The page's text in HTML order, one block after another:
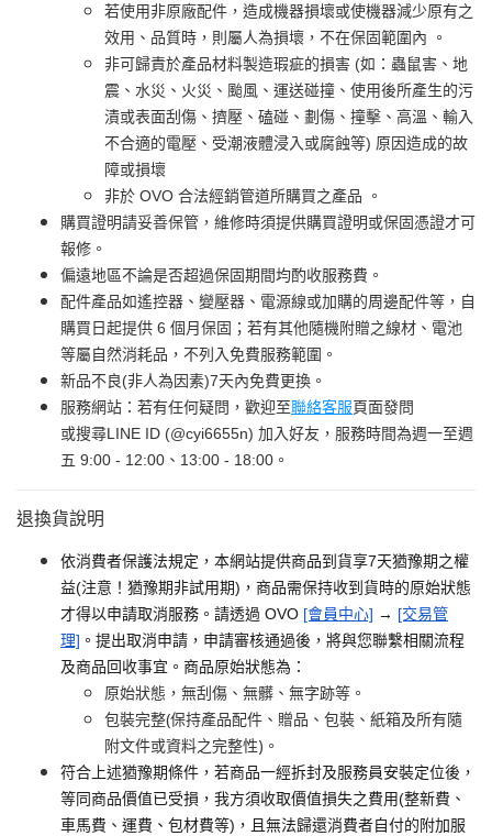
若使用非原廠配件，造成機器損壞或使機器減少原有之
效用、品質時，則屬人為損壞，不在保固範圍內 。
非可歸責於產品材料製造瑕疵的損害 (如：蟲鼠害、地
震、水災、火災、颱風、運送碰撞、使用後所產生的污
漬或表面刮傷、擠壓、磕碰、劃傷、撞擊、高溫、輸入
不合適的電壓、受潮液體浸入或腐蝕等) 原因造成的故
障或損壞
非於 OVO 合法經銷管道所購買之產品 。
購買證明請妥善保管，維修時須提供購買證明或保固憑證才可
報修。
偏遠地區不論是否超過保固期間均酌收服務費。
配件產品如遙控器、變壓器、電源線或加購的周邊配件等，自
購買日起提供 6 個月保固；若有其他隨機附贈之線材、電池
等屬自然消耗品，不列入免費服務範圍。
新品不良(非人為因素)7天內免費更換。
服務網站：若有任何疑問，歡迎至聯絡客服頁面發問
或搜尋LINE ID (@cyi6655n) 加入好友，服務時間為週一至週
五 9:00 - 12:00、13:00 - 18:00。
退換貨說明
依消費者保護法規定，本網站提供商品到貨享7天猶豫期之權
益(注意！猶豫期非試用期)，商品需保持收到貨時的原始狀態
才得以申請取消服務。請透過 OVO [會員中心] → [交易管
理] 。提出取消申請，申請審核通過後，將與您聯繫相關流程
及商品回收事宜。商品原始狀態為：
原始狀態，無刮傷、無髒、無字跡等。
包裝完整(保持產品配件、贈品、包裝、紙箱及所有隨
附文件或資料之完整性)。
符合上述猶豫期條件，若商品一經拆封及服務員安裝定位後，
等同商品價值已受損，我方須收取價值損失之費用(整新費、
車馬費、運費、包材費等)，且無法歸還消費者自付的附加服